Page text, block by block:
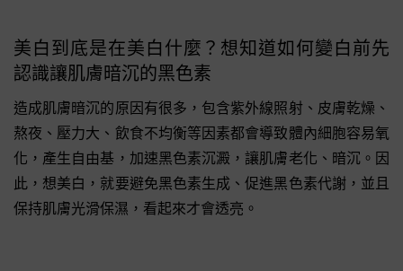
美白到底是在美白什麼？想知道如何變白前先
認識讓肌膚暗沉的黑色素
造成肌膚暗沉的原因有很多，包含紫外線照射、皮膚乾燥、
熬夜、壓力大、飲食不均衡等因素都會導致體內細胞容易氧
化，產生自由基，加速黑色素沉澱，讓肌膚老化、暗沉。因
此，想美白，就要避免黑色素生成、促進黑色素代謝，並且
保持肌膚光滑保濕，看起來才會透亮。